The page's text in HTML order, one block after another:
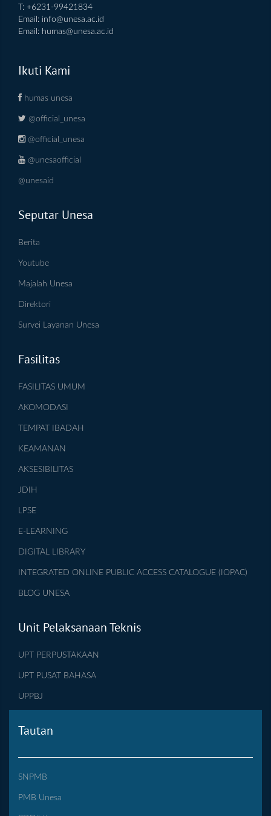
T: +6231-99421834
Email: info@unesa.ac.id
Email: humas@unesa.ac.id
Ikuti Kami
humas unesa
@official_unesa
@official_unesa
@unesaofficial
@unesaid
Seputar Unesa
Berita
Youtube
Majalah Unesa
Direktori
Survei Layanan Unesa
Fasilitas
FASILITAS UMUM
AKOMODASI
TEMPAT IBADAH
KEAMANAN
AKSESIBILITAS
JDIH
LPSE
E-LEARNING
DIGITAL LIBRARY
INTEGRATED ONLINE PUBLIC ACCESS CATALOGUE (IOPAC)
BLOG UNESA
Unit Pelaksanaan Teknis
UPT PERPUSTAKAAN
UPT PUSAT BAHASA
UPPBJ
Tautan
SNPMB
PMB Unesa